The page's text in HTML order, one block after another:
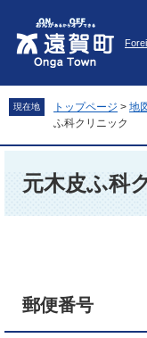
先
頭
を
飛
へ
現在地 トップページ > 地
ふ科クリニック
元木皮ふ科
郵便番号